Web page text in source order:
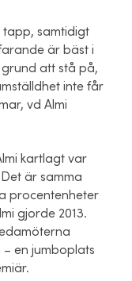
tapp, samtidigt
är bäst i
att stå på,
inte får
vd Almi
kartlagt var
är samma
procentenheter
gjorde 2013.
en jumboplats